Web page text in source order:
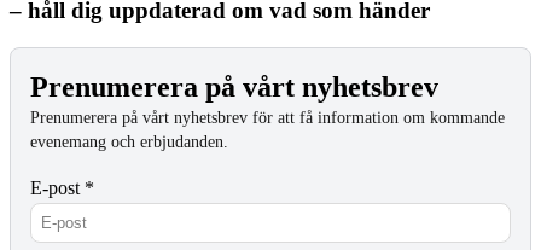
– håll dig uppdaterad om vad som händer
Prenumerera på vårt nyhetsbrev
Prenumerera på vårt nyhetsbrev för att få information om kommande
evenemang och erbjudanden.
E-post *